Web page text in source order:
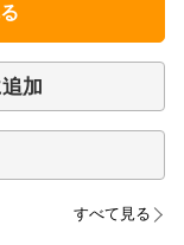
加
すべて見る